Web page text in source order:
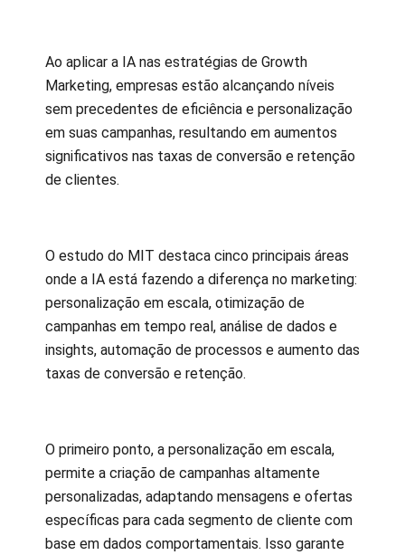
Ao aplicar a IA nas estratégias de Growth
Marketing, empresas estão alcançando níveis
sem precedentes de eficiência e personalização
em suas campanhas, resultando em aumentos
significativos nas taxas de conversão e retenção
de clientes.
O estudo do MIT destaca cinco principais áreas
onde a IA está fazendo a diferença no marketing:
personalização em escala, otimização de
campanhas em tempo real, análise de dados e
insights, automação de processos e aumento das
taxas de conversão e retenção.
O primeiro ponto, a personalização em escala,
permite a criação de campanhas altamente
personalizadas, adaptando mensagens e ofertas
específicas para cada segmento de cliente com
base em dados comportamentais. Isso garante